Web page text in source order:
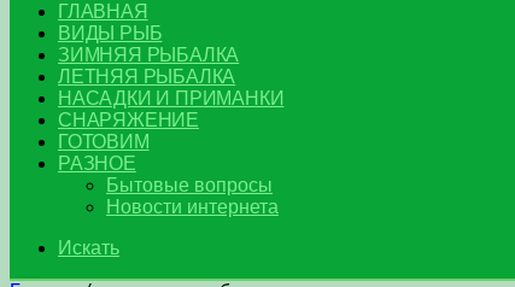
ГЛАВНАЯ
ВИДЫ РЫБ
ЗИМНЯЯ РЫБАЛКА
ЛЕТНЯЯ РЫБАЛКА
НАСАДКИ И ПРИМАНКИ
СНАРЯЖЕНИЕ
ГОТОВИМ
РАЗНОЕ
Бытовые вопросы
Новости интернета
Искать